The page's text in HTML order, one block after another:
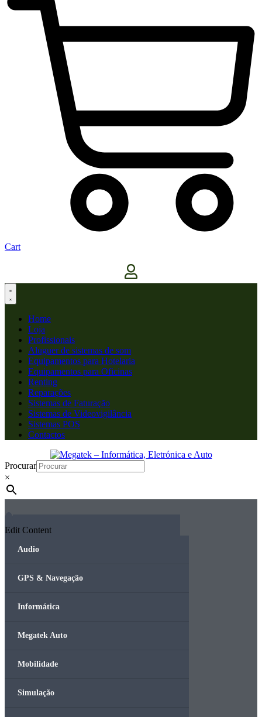
Cart
Home
Loja
Profissionais
Aluguer de sistemas de som
Equipamentos para Hotelaria
Equipamentos para Oficinas
Renting
Reparações
Sistemas de Faturação
Sistemas de Videovigilância
Sistemas POS
Contactos
Procurar
×
Edit Content
Audio
GPS & Navegação
Informática
Megatek Auto
Mobilidade
Simulação